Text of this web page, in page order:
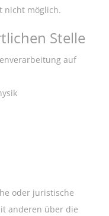
nicht möglich.
Stelle
auf
oder juristische
anderen über die